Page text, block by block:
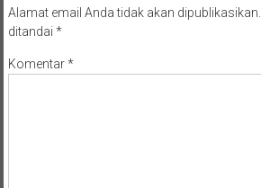
Alamat email Anda tidak akan dipublikasikan.
ditandai *
Komentar*